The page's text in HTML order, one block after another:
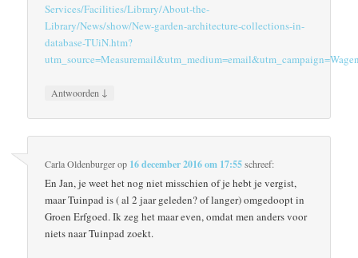
Services/Facilities/Library/About-the-
Library/News/show/New-garden-architecture-collections-in-
database-TUiN.htm?
Antwoorden ↓
Carla Oldenburgerop 16 december 2016 om 17:55schreef:
En Jan, je weet het nog niet misschien of je hebt je vergist,
maar Tuinpad is ( al 2 jaar geleden? of langer) omgedoopt in
Groen Erfgoed. Ik zeg het maar even, omdat men anders voor
niets naar Tuinpad zoekt.